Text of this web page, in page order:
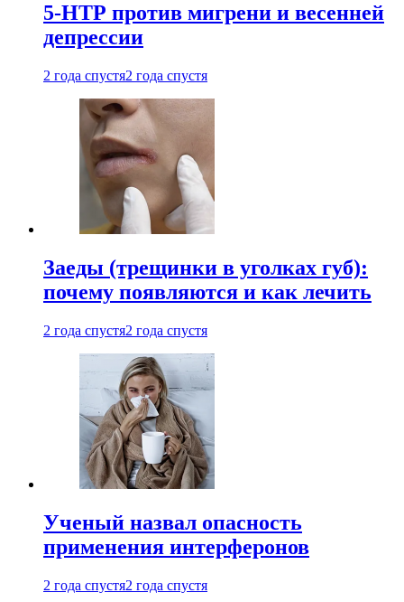
5-НТР против мигрени и весенней
депрессии
2 года спустя2 года спустя
Заеды (трещинки в уголках губ):
почему появляются и как лечить
2 года спустя2 года спустя
Ученый назвал опасность
применения интерферонов
2 года спустя2 года спустя